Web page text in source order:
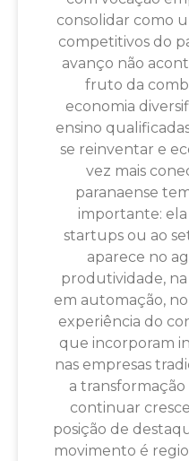
consolidar como
competitivos do
avanço não
fruto da
economia
ensino
se reinventar e
vez mais
paranaense
importante: ela
startups ou ao
aparece no
produtividade,
em automação,
experiência do
que incorporam
nas empresas
a
continuar
posição de
movimento é